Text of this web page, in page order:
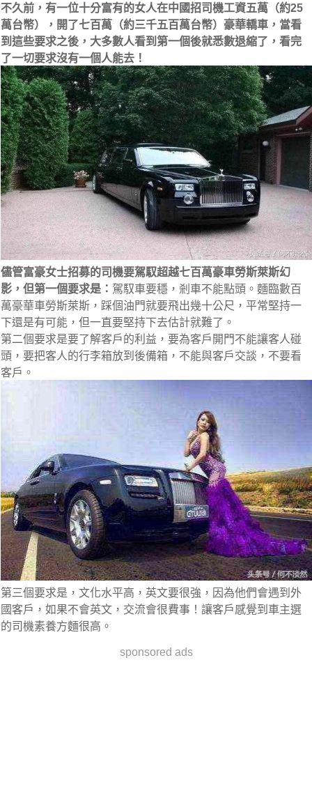
不久前，有一位十分富有的女人在中國招司機工資五萬（約25
萬台幣），開了七百萬（約三千五百萬台幣）豪華轎車，當看
到這些要求之後，大多數人看到第一個後就悉數退縮了，看完
了一切要求沒有一個人能去！
儘管富豪女士招募的司機要駕馭超越七百萬豪車勞斯萊斯幻
影，但第一個要求是： 駕馭車要穩，剎車不能點頭。麵臨數百
萬豪華車勞斯萊斯，踩個油門就要飛出幾十公尺，平常堅持一
下還是有可能，但一直要堅持下去估計就難了。
第二個要求是要了解客戶的利益，要為客戶開門不能讓客人碰
頭，要把客人的行李箱放到後備箱，不能與客戶交談，不要看
客戶。
第三個要求是，文化水平高，英文要很強，因為他們會遇到外
國客戶，如果不會英文，交流會很費事！讓客戶感覺到車主選
的司機素養方麵很高。
sponsored ads